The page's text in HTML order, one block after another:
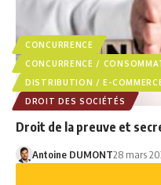
CONCURRENCE
CONCURRENCE /
DISTRIBUTION / E-
DROIT DES SOCIÉTÉS
Droit de la preuve et
Antoine DUMONT28 mars